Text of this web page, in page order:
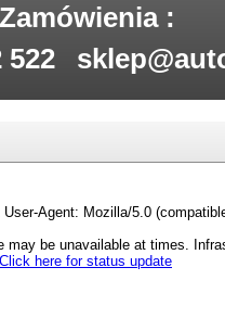
Zamówienia :
522